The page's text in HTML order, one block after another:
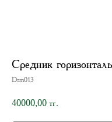
Средник
Dsm013
40000,00 тг.